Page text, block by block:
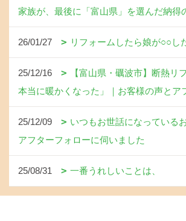
家族が、最後に「富山県」を選んだ納得
26/01/27 リフォームしたら娘が○○し
25/12/16
【富山県・礪波市】断熱リ
本当に暖かくなった」｜お客様の声とア
25/12/09
いつもお世話になっている
アフターフォローに伺いました
25/08/31 一番うれしいことは、